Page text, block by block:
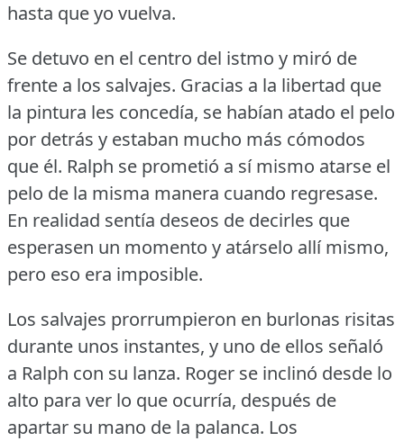
hasta que yo vuelva.
Se detuvo en el centro del istmo y miró de
frente a los salvajes. Gracias a la libertad que
la pintura les concedía, se habían atado el pelo
por detrás y estaban mucho más cómodos
que él. Ralph se prometió a sí mismo atarse el
pelo de la misma manera cuando regresase.
En realidad sentía deseos de decirles que
esperasen un momento y atárselo allí mismo,
pero eso era imposible.
Los salvajes prorrumpieron en burlonas risitas
durante unos instantes, y uno de ellos señaló
a Ralph con su lanza. Roger se inclinó desde lo
alto para ver lo que ocurría, después de
apartar su mano de la palanca. Los